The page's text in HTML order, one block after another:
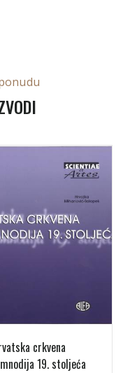
crkvena
19. stoljeća